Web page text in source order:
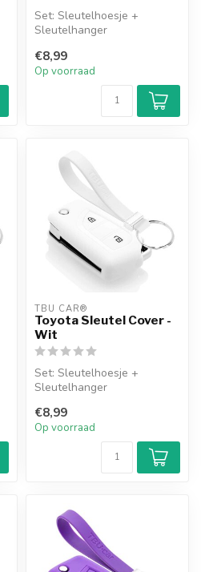
Set: Sleutelhoesje +
Sleutelhanger
€8,99
Op voorraad
TBU CAR®
Toyota Sleutel Cover -
Wit
Set: Sleutelhoesje +
Sleutelhanger
€8,99
Op voorraad